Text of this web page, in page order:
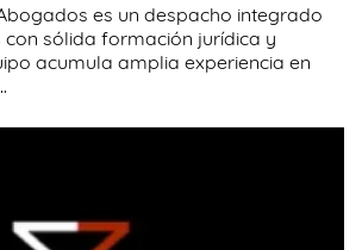
es un despacho integrado
sólida formación jurídica y
acumula amplia experiencia en